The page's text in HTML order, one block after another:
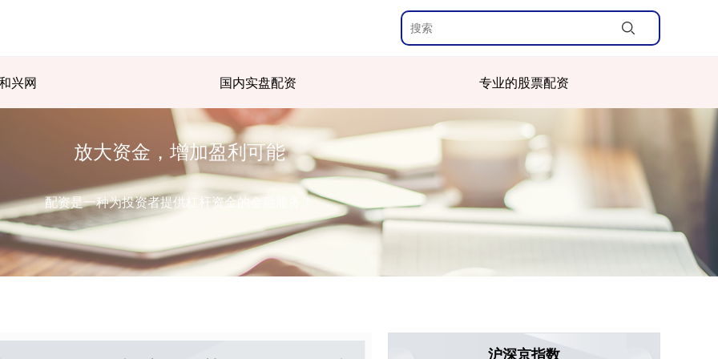
兴网 国内实盘配资 专业的股票配资
放大资金，增加盈利可能
配资是一种为投资者提供杠杆资金的金融服务！
沪深京指数